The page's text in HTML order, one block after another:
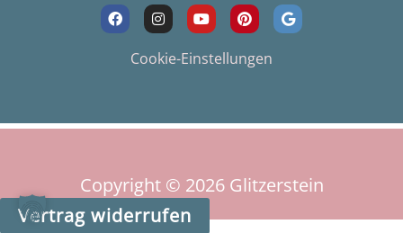
F
a
c
I
n
s
t
a
m
Y
o
u
t
u
P
i
n
t
e
t
G
o
o
Cookie-Einstellungen
Copyright © 2026 Glitzerstein
Vertrag widerrufen